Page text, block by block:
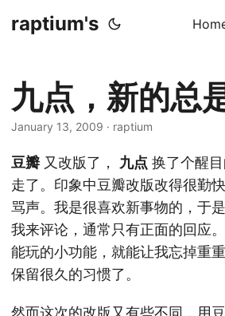
raptium's
九点，新的总
January 13, 2009 · raptium
豆瓣 又改版了， 九点 换了个醒目
走了。印象中豆瓣改版改得很勤
骂声。我是很喜欢新事物的，于
我来评论，通常只有正面的回应
能玩的小功能，就能让我忘掉重
保留很久的习惯了。
然而这次的改版又有些不同，用